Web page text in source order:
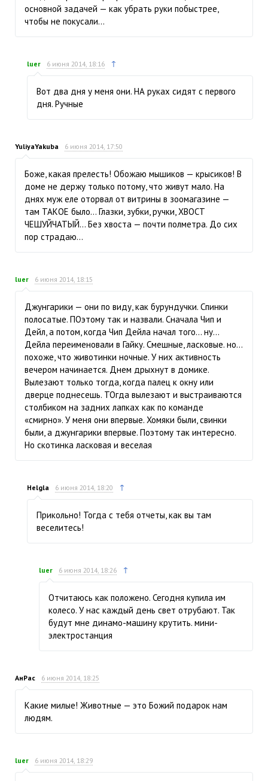
основной задачей — как убрать руки побыстрее,
чтобы не покусали…
luer 6 июня 2014, 18:16 ↑
Вот два дня у меня они. НА руках сидят с первого
дня. Ручные
YuliyaYakuba 6 июня 2014, 17:50
Боже, какая прелесть! Обожаю мышиков — крысиков! В
доме не держу только потому, что живут мало. На
днях муж еле оторвал от витрины в зоомагазине —
там ТАКОЕ было… Глазки, зубки, ручки, ХВОСТ
ЧЕШУЙЧАТЫЙ… Без хвоста — почти полметра. До сих
пор страдаю…
luer 6 июня 2014, 18:15
Джунгарики — они по виду, как бурундучки. Спинки
полосатые. ПОэтому так и назвали. Сначала Чип и
Дейл, а потом, когда Чип Дейла начал того… ну…
Дейла переименовали в Гайку. Смешные, ласковые. но…
похоже, что животинки ночные. У них активность
вечером начинается. Днем дрыхнут в домике.
Вылезают только тогда, когда палец к окну или
дверце поднесешь. ТОгда вылезают и выстраиваются
столбиком на задних лапках как по команде
«смирно». У меня они впервые. Хомяки были, свинки
были, а джунгарики впервые. Поэтому так интересно.
Но скотинка ласковая и веселая
Helgla 6 июня 2014, 18:20 ↑
Прикольно! Тогда с тебя отчеты, как вы там
веселитесь!
luer 6 июня 2014, 18:26 ↑
Отчитаюсь как положено. Сегодня купила им
колесо. У нас каждый день свет отрубают. Так
будут мне динамо-машину крутить. мини-
электростанция
АнРас 6 июня 2014, 18:25
Какие милые! Животные — это Божий подарок нам
людям.
luer 6 июня 2014, 18:29